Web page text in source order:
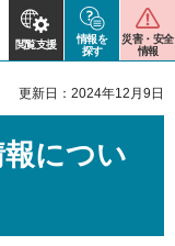
閲覧支援
情報を
探す
災害・安全
情報
更新日：2024年12月9日
につい